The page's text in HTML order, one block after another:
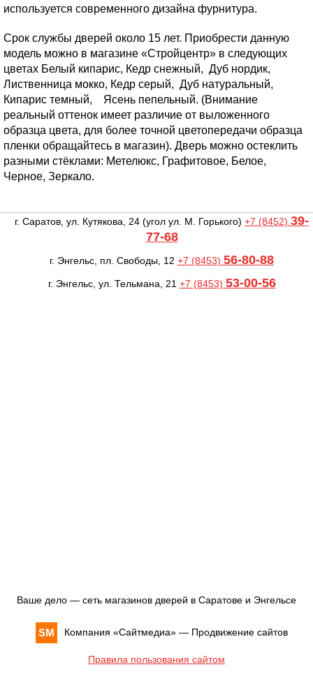
используется современного дизайна фурнитура.
Срок службы дверей около 15 лет. Приобрести данную
модель можно в магазине «Стройцентр» в следующих
цветах Белый кипарис, Кедр снежный, Дуб нордик,
Лиственница мокко, Кедр серый, Дуб натуральный,
Кипарис темный, Ясень пепельный. (Внимание
реальный оттенок имеет различие от выложенного
образца цвета, для более точной цветопередачи образца
пленки обращайтесь в магазин). Дверь можно остеклить
разными стёклами: Метелюкс, Графитовое, Белое,
Черное, Зеркало.
г. Саратов, ул. Кутякова, 24 (угол ул. М. Горького) +7 (8452) 39-
77-68
г. Энгельс, пл. Свободы, 12 +7 (8453) 56-80-88
г. Энгельс, ул. Тельмана, 21 +7 (8453) 53-00-56
Ваше дело — сеть магазинов дверей в Саратове и Энгельсе
Компания «Сайтмедиа» — Продвижение сайтов
Правила пользования сайтом